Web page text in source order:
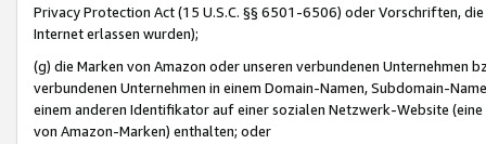
Privacy Protection Act (15 U.S.C. §§ 6501-6506) oder Vorschriften,
Internet erlassen wurden);
(g) die Marken von Amazon oder unseren verbundenen Unternehmen
verbundenen Unternehmen in einem Domain-Namen, Subdomain-
einem anderen Identifikator auf einer sozialen Netzwerk-Website
von Amazon-Marken) enthalten; oder